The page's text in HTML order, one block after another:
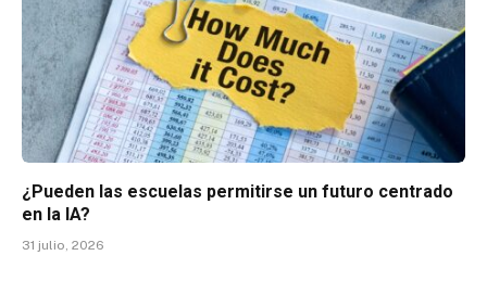
¿Pueden las escuelas permitirse un futuro centrado
en la IA?
31 julio, 2026